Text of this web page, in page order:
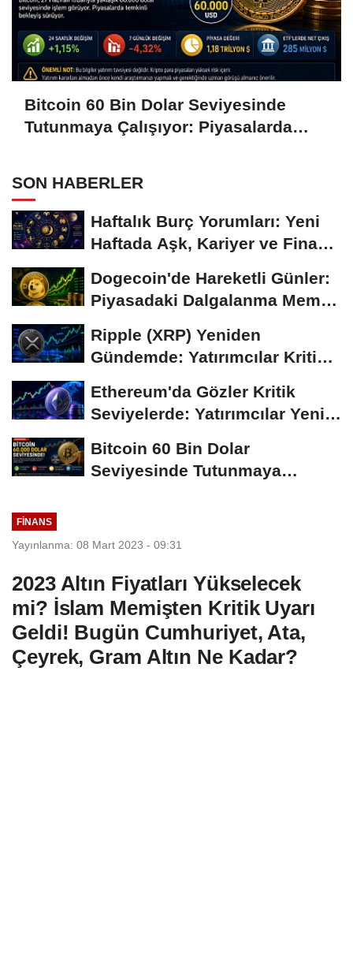
Bitcoin 60 Bin Dolar Seviyesinde
Tutunmaya Çalışıyor: Piyasalarda
SON HABERLER
Haftalık Burç Yorumları: Yeni
Haftada Aşk, Kariyer ve Finans
Dogecoin'de Hareketli Günler:
Piyasadaki Dalgalanma Meme
Ripple (XRP) Yeniden
Gündemde: Yatırımcılar Kritik
Ethereum'da Gözler Kritik
Seviyelerde: Yatırımcılar Yeni
Bitcoin 60 Bin Dolar
Seviyesinde Tutunmaya
FINANS
Yayınlanma: 08 Mart 2023 - 09:31
2023 Altın Fiyatları Yükselecek
mi? İslam Memişten Kritik Uyarı
Geldi! Bugün Cumhuriyet, Ata,
Çeyrek, Gram Altın Ne Kadar?